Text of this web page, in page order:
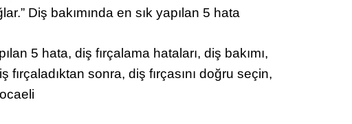
Diş bakımında en sık yapılan 5 hata
5 hata, diş fırçalama hataları, diş bakımı,
fırçaladıktan sonra, diş fırçasını doğru seçin,